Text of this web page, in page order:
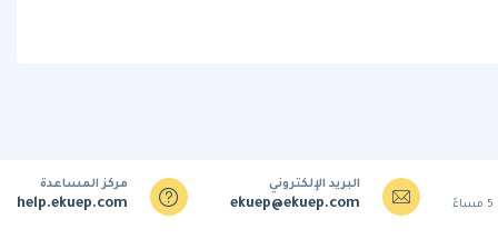
البريد الإلكتروني
ekuep@ekuep.com
مركز المساعدة
help.ekuep.com